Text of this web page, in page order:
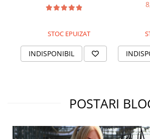
STOC EPUIZAT
INDISPONIBIL
POSTARI